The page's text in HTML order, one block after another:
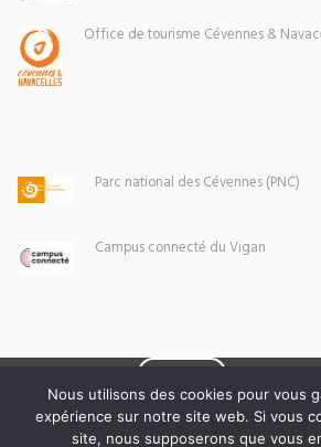
Office de tourisme Cévennes &
Parc national des Cévennes (PNC)
Campus connecté du Vigan
Mentions légales
Nous utilisons des cookies pour vous
expérience sur notre site web. Si vous
site, nous supposerons que vous